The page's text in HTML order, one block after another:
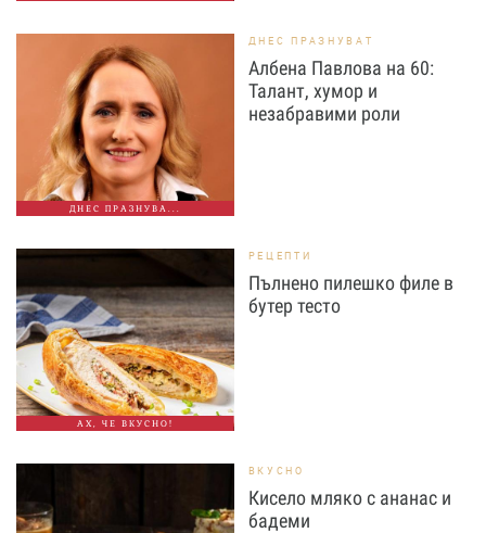
ДНЕС ПРАЗНУВА...
ДНЕС ПРАЗНУВАТ
Албена Павлова на 60:
Талант, хумор и
незабравими роли
АХ, ЧЕ ВКУСНО!
РЕЦЕПТИ
Пълнено пилешко филе в
бутер тесто
ВКУСНО
Кисело мляко с ананас и
бадеми